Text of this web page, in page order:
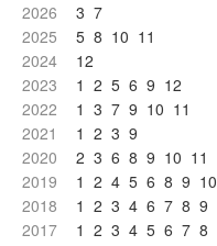
2026
3 7
2025
5 8 10 11
2024
12
2023
1 2 5 6 9 12
2022
1 3 7 9 10 11
2021
1 2 3 9
2020
2 3 6 8 9 10 11
2019
1 2 4 5 6 8 9 10
2018
1 2 3 4 6 7 8 9
2017
1 2 3 4 5 6 7 8